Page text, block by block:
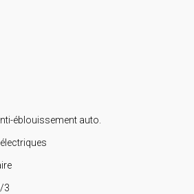
éblouissement auto.
3